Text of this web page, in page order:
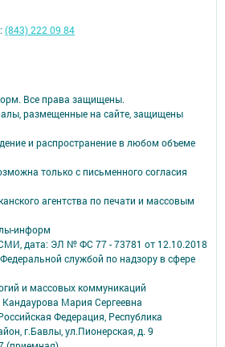
Все права защищены.
размещенные на сайте, защищены
и распространение в любом объеме
только с письменного согласия
агентства по печати и массовым
информ
дата: ЭЛ № ФС 77 - 73781 от 12.10.2018
службой по надзору в сфере
и массовых коммуникаций
Мария Сергеевна
Федерация, Республика
г.Бавлы, ул.Пионерская, д. 9
(843) 222 09 84